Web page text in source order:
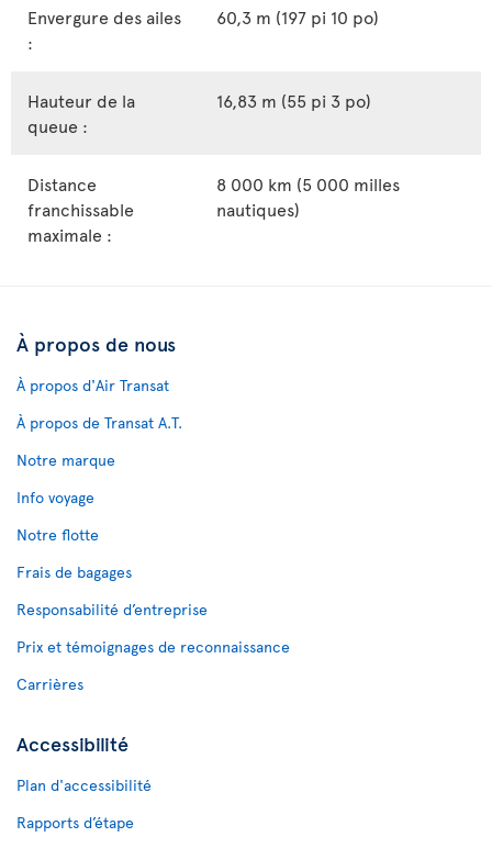
Envergure des ailes
:
60,3 m (197 pi 10 po)
Hauteur de la
queue :
16,83 m (55 pi 3 po)
Distance
franchissable
maximale :
8 000 km (5 000 milles
nautiques)
À propos de nous
À propos d'Air Transat
À propos de Transat A.T.
Notre marque
Info voyage
Notre flotte
Frais de bagages
Responsabilité d’entreprise
Prix et témoignages de reconnaissance
Carrières
Accessibilité
Plan d'accessibilité
Rapports d’étape